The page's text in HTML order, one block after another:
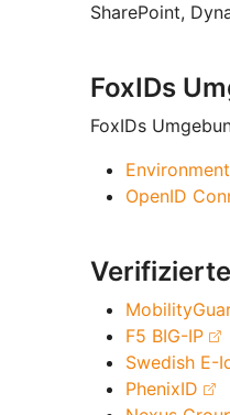
SharePoint,
FoxIDs
FoxIDs
OpenID
F5 BIG-IP
Swedish E-
PhenixID